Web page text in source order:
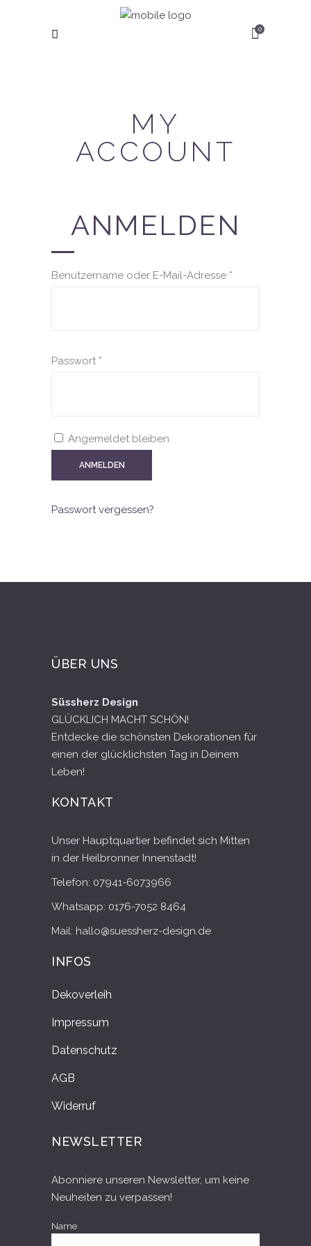
0
MY
ACCOUNT
ANMELDEN
Benutzername oder E-Mail-Adresse *
Passwort *
Angemeldet bleiben
ANMELDEN
Passwort vergessen?
ÜBER UNS
Süssherz Design
GLÜCKLICH MACHT SCHÖN!
Entdecke die schönsten Dekorationen für
einen der glücklichsten Tag in Deinem
Leben!
KONTAKT
Unser Hauptquartier befindet sich Mitten
in der Heilbronner Innenstadt!
Telefon: 07941-6073966
Whatsapp: 0176-7052 8464
Mail: hallo@suessherz-design.de
INFOS
Dekoverleih
Impressum
Datenschutz
AGB
Widerruf
NEWSLETTER
Abonniere unseren Newsletter, um keine
Neuheiten zu verpassen!
Name